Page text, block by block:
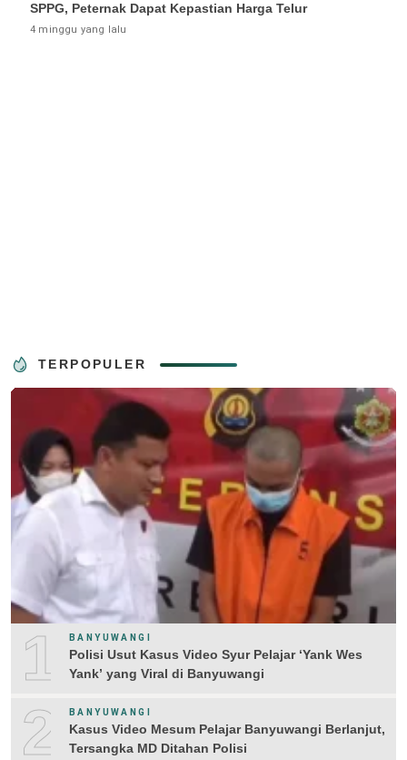
SPPG, Peternak Dapat Kepastian Harga Telur
4 minggu yang lalu
TERPOPULER
1 BANYUWANGI
Polisi Usut Kasus Video Syur Pelajar ‘Yank Wes
Yank’ yang Viral di Banyuwangi
2 BANYUWANGI
Kasus Video Mesum Pelajar Banyuwangi Berlanjut,
Tersangka MD Ditahan Polisi